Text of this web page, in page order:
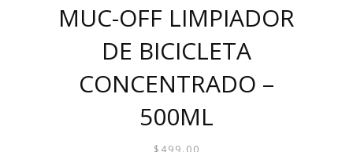
MUC-OFF LIMPIADOR
DE BICICLETA
CONCENTRADO –
500ML
$ 499.00